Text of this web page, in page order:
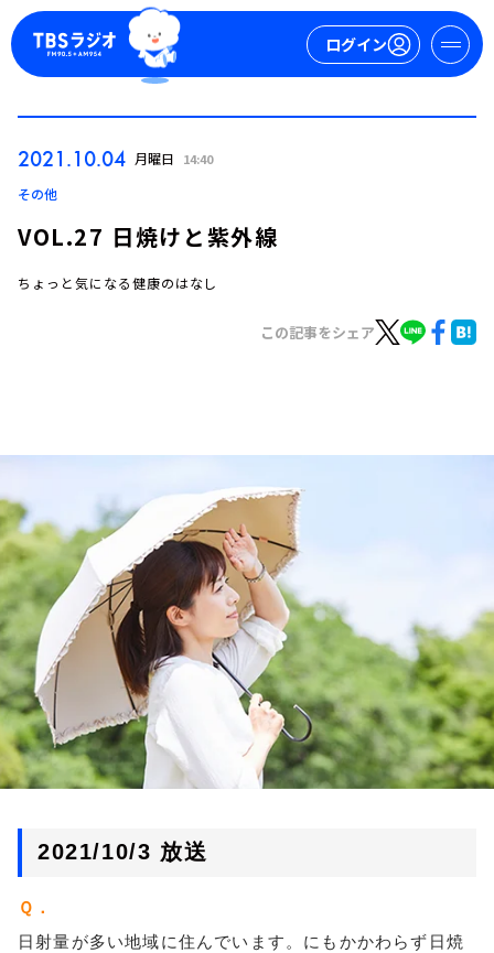
ログイン
トピックス
お知らせ
イベント・グッズ
YouTube
会社情報
2021.10.04 月曜日 14:40
その他
VOL.27 日焼けと紫外線
ちょっと気になる健康のはなし
この記事をシェア
2021/10/3 放送
Ｑ．
日射量が多い地域に住んでいます。にもかかわらず日焼